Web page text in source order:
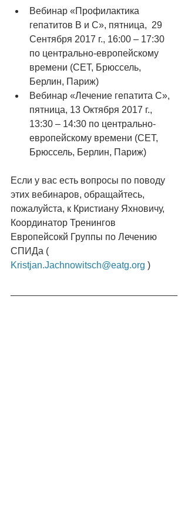
Вебинар «Профилактика
гепатитов B и C», пятница,  29
Сентября 2017 г., 16:00 – 17:30
по центрально-европейскому
времени (CET, Брюссель,
Берлин, Париж)
Вебинар «Лечение гепатита C»,
пятница, 13 Октября 2017 г.,
13:30 – 14:30 по центрально-
европейскому времени (CET,
Брюссель, Берлин, Париж)
Если у вас есть вопросы по поводу
этих вебинаров, обращайтесь,
пожалуйста, к Кристиану Яхновичу,
Координатор Тренингов
Европейсокй Группы по Лечению
СПИДа (
Kristjan.Jachnowitsch@eatg.org )